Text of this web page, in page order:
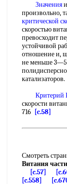
Значения
произвольно,
критической
скоростью
превосходит
устойчивой
отношение и,
не меньше 3—5.
катализаторов.
Критерий
скорости
716 [c.58]
Смотреть
Витания
[c.57]
[c.558]